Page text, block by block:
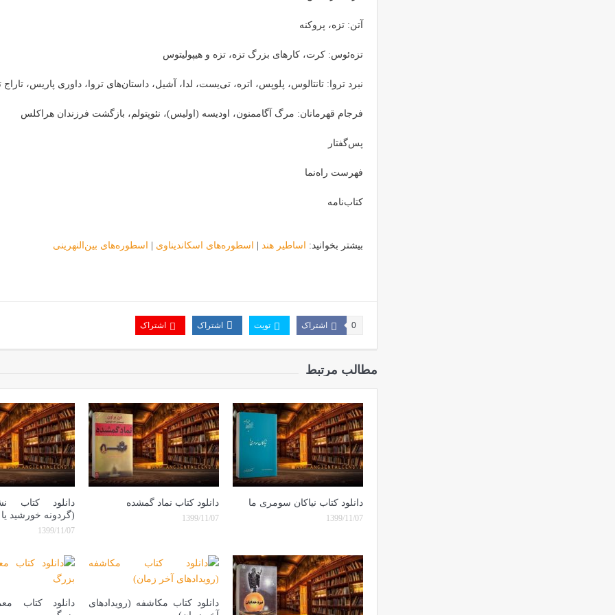
آتن: تزه، پروکنه
تزه‌ئوس: کرت، کارهای بزرگ تزه، تزه و هیپولیتوس
نبرد تروا: تانتالوس، پلوپس، اتره، تی‌یست، لدا، آشیل، داستان‌های تروا، داوری پاریس، تاراج
فرجام قهرمانان: مرگ آگاممنون، اودیسه (اولیس)، نئوپتولم، بازگشت فرزندان هراکلس
پس‌گفتار
فهرست راه‌نما
کتاب‌نامه
بیشتر بخوانید: اساطیر هند اسطوره‌های اسکاندیناوی اسطوره‌های بین‌النهرینی
اشتراک 0 تویت اشتراک اشتراک
مطالب مرتبط
دانلود کتاب نیاکان سومری ما
1399/11/07
دانلود کتاب نماد گمشده
1399/11/07
دانلود کتاب
(گردونه خورشید
1399/11/07
دانلود کتاب مکاشفه (رویدادهای
دانلود کتاب